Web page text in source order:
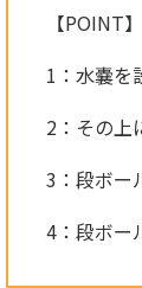
【POINT】
1：水嚢を
2：その上
3：段ボー
4：段ボー